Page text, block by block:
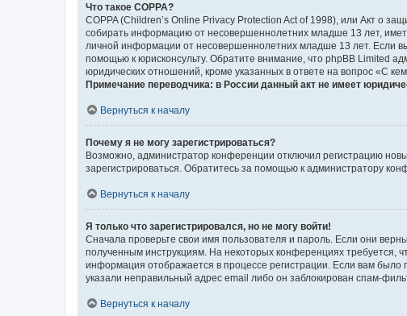
Что такое COPPA?
COPPA (Children’s Online Privacy Protection Act of 1998), или Акт о
собирать информацию от несовершеннолетних младше 13 лет,
личной информации от несовершеннолетних младше 13 лет. Если
помощью к юрисконсульту. Обратите внимание, что phpBB Limited
юридических отношений, кроме указанных в ответе на вопрос «С
Примечание переводчика: в России данный акт не имеет
Вернуться к началу
Почему я не могу зарегистрироваться?
Возможно, администратор конференции отключил регистрацию
зарегистрироваться. Обратитесь за помощью к администратору
Вернуться к началу
Я только что зарегистрировался, но не могу войти!
Сначала проверьте свои имя пользователя и пароль. Если они
полученным инструкциям. На некоторых конференциях требуется,
информация отображается в процессе регистрации. Если вам
указали неправильный адрес email либо он заблокирован спам-
Вернуться к началу